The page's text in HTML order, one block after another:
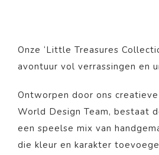
Onze ‘Little Treasures
avontuur vol verrassingen en
Ontworpen door ons
World Design Team, bestaat
een speelse mix van
die kleur en karakter